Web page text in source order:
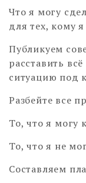
Что я могу
для тех, кому
Публикуем
расставить
ситуацию под
Разбейте все
То, что я могу
То, что я не
Составляем